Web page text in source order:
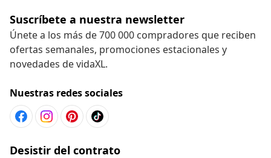
Suscríbete a nuestra newsletter
Únete a los más de 700 000 compradores que reciben
ofertas semanales, promociones estacionales y
novedades de vidaXL.
Nuestras redes sociales
Desistir del contrato